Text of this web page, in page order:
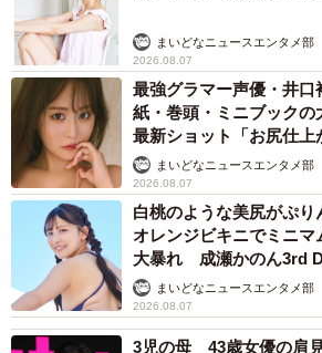
まいどなニュースエンタメ部
2026.08.07
最強グラマー声優・井
紙・巻頭・ミニブック
最新ショット「お尻仕上
ています」「いくつにな
たい」
まいどなニュースエンタメ部
2026.08.07
白桃のような美尻がぷ
オレンジビキニでミニ
大暴れ 成瀬かのん3rd
まいどなニュースエンタメ部
2026.08.07
3児の母 43歳女優の肩